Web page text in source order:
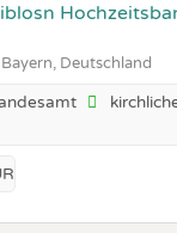
Deutschland